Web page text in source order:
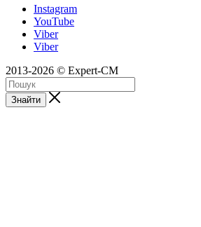
Instagram
YouTube
Viber
Viber
2013-2026 © Expert-CM
Знайти